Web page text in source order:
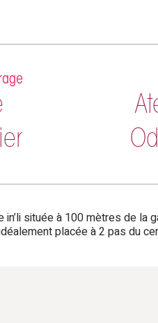
située à 100 mètres de
placée à 2 pas du